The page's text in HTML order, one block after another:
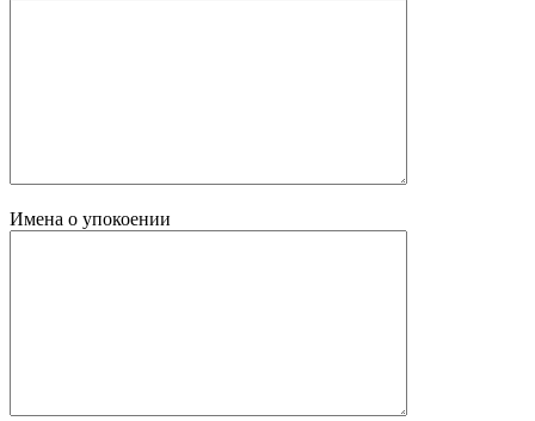
Имена о упокоении